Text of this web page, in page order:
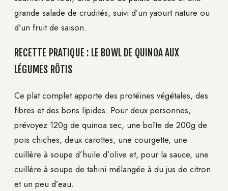
grande salade de crudités, suivi d’un yaourt nature ou
d’un fruit de saison.
RECETTE PRATIQUE : LE BOWL DE QUINOA AUX
LÉGUMES RÔTIS
Ce plat complet apporte des protéines végétales, des
fibres et des bons lipides. Pour deux personnes,
prévoyez 120g de quinoa sec, une boîte de 200g de
pois chiches, deux carottes, une courgette, une
cuillère à soupe d’huile d’olive et, pour la sauce, une
cuillère à soupe de tahini mélangée à du jus de citron
et un peu d’eau.